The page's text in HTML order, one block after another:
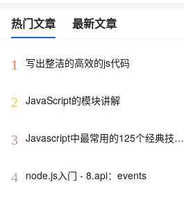
热门文章 最新文章
1 写出整洁的高效的js代码
2 JavaScript的模块讲解
3 Javascript中最常用的125个经典技…
4 node.js入门 - 8.api：events